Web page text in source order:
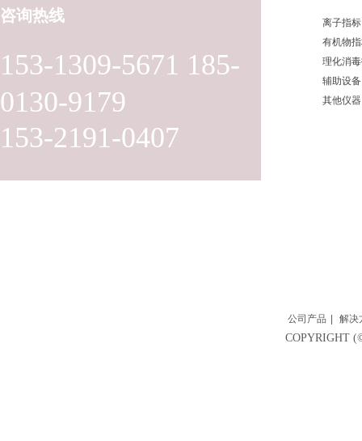
153-1309-5671 185-
0130-9179
153-2191-0407
咨询热线
离子指标
有机物
理化消
辅助设备
其他仪器
公司产品 解决
COPYRIGHT